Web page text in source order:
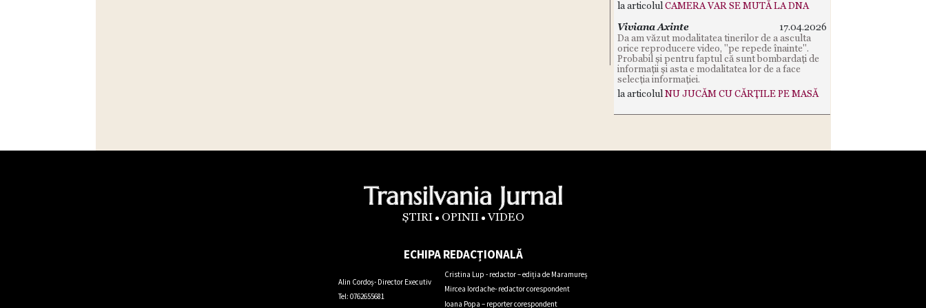
la articolul CAMERA VAR SE MUTĂ LA DNA
Viviana Axinte
17.04.2026
Da am văzut modalitatea tinerilor de a asculta
orice reproducere video, "pe repede înainte".
Probabil și pentru faptul că sunt bombardați de
informații și asta e modalitatea lor de a face
selecția informației.
la articolul NU JUCĂM CU CĂRȚILE PE MASĂ
ȘTIRI OPINII VIDEO
ECHIPA REDACȚIONALĂ
Alin Cordoș- Director Executiv
Tel: 0762655681
Cristina Lup - redactor – ediția de Maramureș
Mircea Iordache- redactor corespondent
Ioana Popa – reporter corespondent